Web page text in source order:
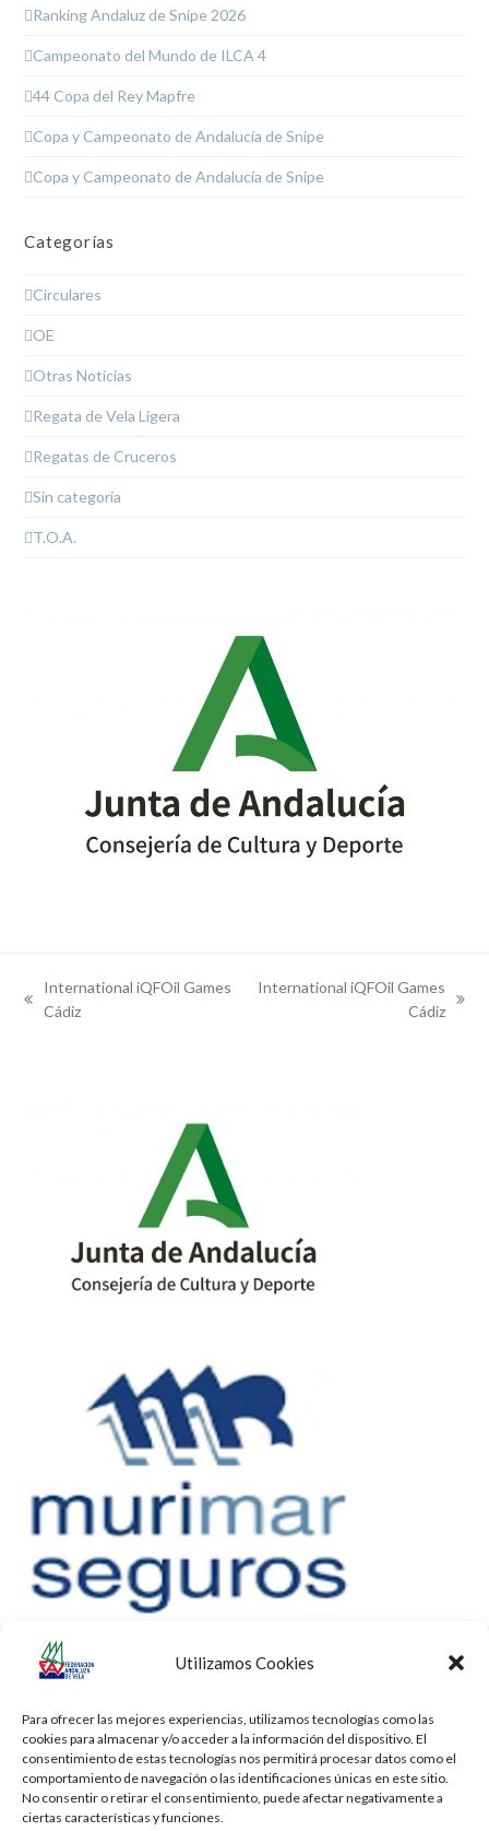
Utilizamos Cookies
Para ofrecer las mejores experiencias, utilizamos tecnologías como las
cookies para almacenar y/o acceder a la información del dispositivo. El
consentimiento de estas tecnologías nos permitirá procesar datos como el
comportamiento de navegación o las identificaciones únicas en este sitio.
No consentir o retirar el consentimiento, puede afectar negativamente a
ciertas características y funciones.
Ranking Andaluz de Snipe 2026
Campeonato del Mundo de ILCA 4
44 Copa del Rey Mapfre
Copa y Campeonato de Andalucía de Snipe
Copa y Campeonato de Andalucía de Snipe
Categorías
Circulares
OE
Otras Noticias
Regata de Vela Ligera
Regatas de Cruceros
Sin categoría
T.O.A.
previous
International iQFOil Games
Cádiz
International iQFOil Games
Cádiz